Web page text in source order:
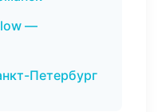
—
Петербург